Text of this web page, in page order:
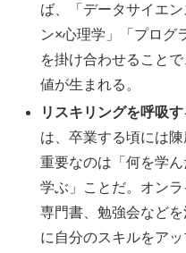
ば、「データサイエ
ン×心理学」「プログ
を掛け合わせること
値が生まれる。
リスキリングを呼吸
は、卒業する頃には
重要なのは「何を学
学ぶ」ことだ。オンラ
専門書、勉強会など
に自分のスキルをア